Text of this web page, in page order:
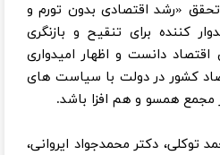
«رشد اقتصادی بدون تورم و
کننده برای تنقیح و بازنگری
دانست و اظهار امیدواری
کشور در دولت با سیاست های
همسو و هم افزا باشد.
توکلی، دکتر محمدجواد ایروانی،